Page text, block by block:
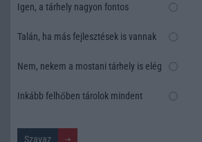
Igen, a tárhely nagyon fontos
Talán, ha más fejlesztések is vannak
Nem, nekem a mostani tárhely is elég
Inkább felhőben tárolok mindent